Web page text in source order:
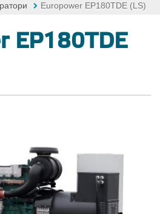
Europower EP180TDE (LS)
EP180TDE